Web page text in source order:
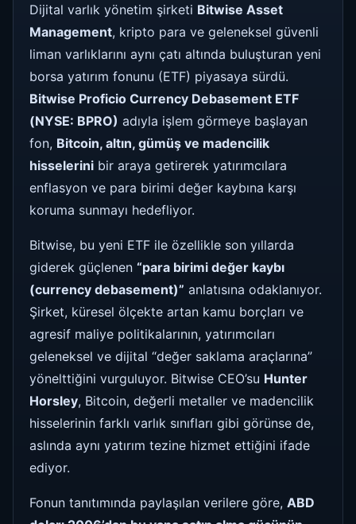
Dijital varlık yönetim şirketi Bitwise Asset
Management, kripto para ve geleneksel güvenli
liman varlıklarını aynı çatı altında buluşturan yeni
borsa yatırım fonunu (ETF) piyasaya sürdü.
Bitwise Proficio Currency Debasement ETF
(NYSE: BPRO) adıyla işlem görmeye başlayan
fon, Bitcoin, altın, gümüş ve madencilik
hisselerini bir araya getirerek yatırımcılara
enflasyon ve para birimi değer kaybına karşı
koruma sunmayı hedefliyor.
Bitwise, bu yeni ETF ile özellikle son yıllarda
giderek güçlenen “para birimi değer kaybı
(currency debasement)” anlatısına odaklanıyor.
Şirket, küresel ölçekte artan kamu borçları ve
agresif maliye politikalarının, yatırımcıları
geleneksel ve dijital “değer saklama araçlarına”
yönelttiğini vurguluyor. Bitwise CEO’su Hunter
Horsley, Bitcoin, değerli metaller ve madencilik
hisselerinin farklı varlık sınıfları gibi görünse de,
aslında aynı yatırım tezine hizmet ettiğini ifade
ediyor.
Fonun tanıtımında paylaşılan verilere göre, ABD